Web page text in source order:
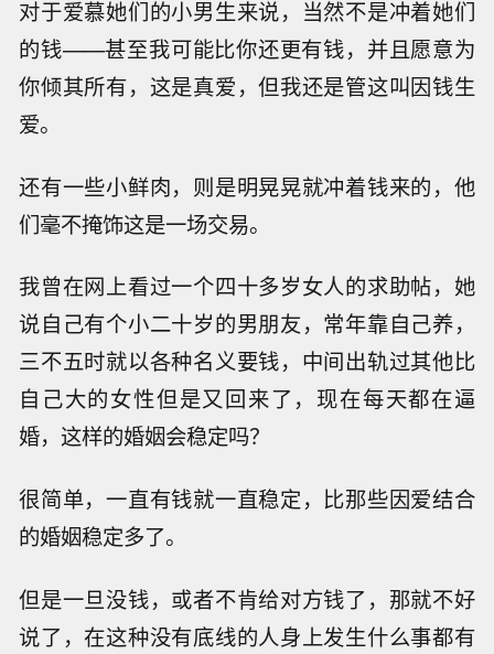
对于爱慕她们的小男生来说，当然不是冲着她们
的钱——甚至我可能比你还更有钱，并且愿意为
你倾其所有，这是真爱，但我还是管这叫因钱生
爱。
还有一些小鲜肉，则是明晃晃就冲着钱来的，他
们毫不掩饰这是一场交易。
我曾在网上看过一个四十多岁女人的求助帖，她
说自己有个小二十岁的男朋友，常年靠自己养，
三不五时就以各种名义要钱，中间出轨过其他比
自己大的女性但是又回来了，现在每天都在逼
婚，这样的婚姻会稳定吗？
很简单，一直有钱就一直稳定，比那些因爱结合
的婚姻稳定多了。
但是一旦没钱，或者不肯给对方钱了，那就不好
说了，在这种没有底线的人身上发生什么事都有